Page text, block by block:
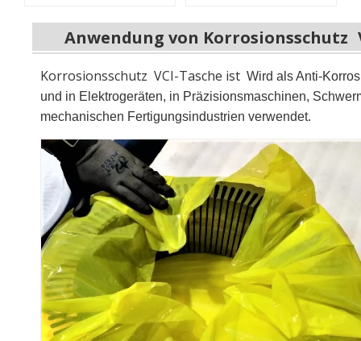
Anwendung von Korrosionsschutz
Korrosionsschutz VCI-Tasche ist Wird als Anti-
und in Elektrogeräten, in Präzisionsmaschinen,
mechanischen Fertigungsindustrien verwendet.